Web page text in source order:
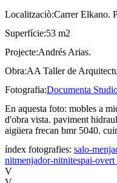
Localitzaciò:Carrer Elkano.
Superfície:53 m2
Projecte:Andrés Arias.
Obra:AA Taller de
Fotografia:Documenta
En aquesta foto: mobles a
d'obra vista. paviment
aigüera frecan bmr 5040.
índex fotografies: salo-
nitmenjador-nitnitespai-overt
V